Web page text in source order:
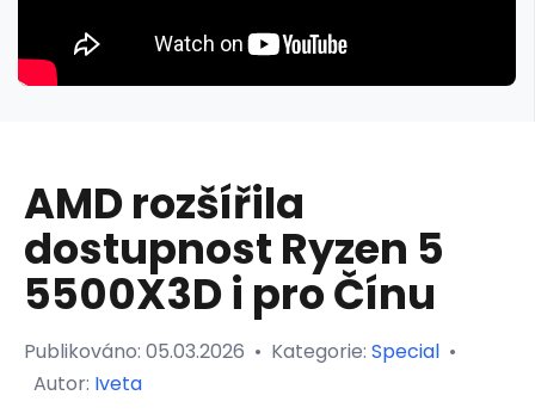
AMD rozšířila
dostupnost Ryzen 5
5500X3D i pro Čínu
Publikováno: 05.03.2026 • Kategorie: Special •
Autor: Iveta